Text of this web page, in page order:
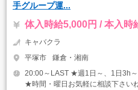
手グループ運...
体入時給5,000円 / 本入時
キャバクラ
平塚市
鎌倉・湘南
20:00～LAST ★週1日～、1日3h
★時間・曜日お気軽に相談下さい